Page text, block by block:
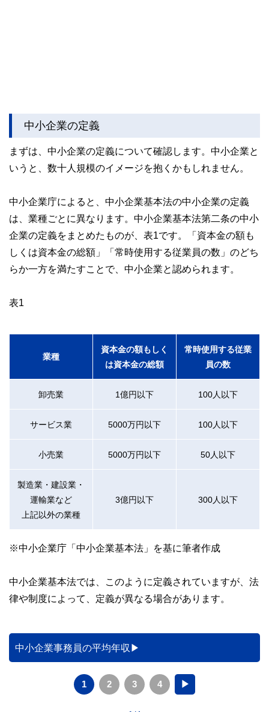
中小企業の定義
まずは、中小企業の定義について確認します。中小企業と
いうと、数十人規模のイメージを抱くかもしれません。
中小企業庁によると、中小企業基本法の中小企業の定義
は、業種ごとに異なります。中小企業基本法第二条の中小
企業の定義をまとめたものが、表1です。「資本金の額も
しくは資本金の総額」「常時使用する従業員の数」のどち
らか一方を満たすことで、中小企業と認められます。
表1
業種
資本金の額もしく
は資本金の総額
常時使用する従業
員の数
卸売業 1億円以下 100人以下
サービス業 5000万円以下 100人以下
小売業 5000万円以下 50人以下
製造業・建設業・
運輸業など
上記以外の業種
3億円以下 300人以下
※中小企業庁「中小企業基本法」を基に筆者作成
中小企業基本法では、このように定義されていますが、法
律や制度によって、定義が異なる場合があります。
中小企業事務員の平均年収
1 2 3 4 ▶